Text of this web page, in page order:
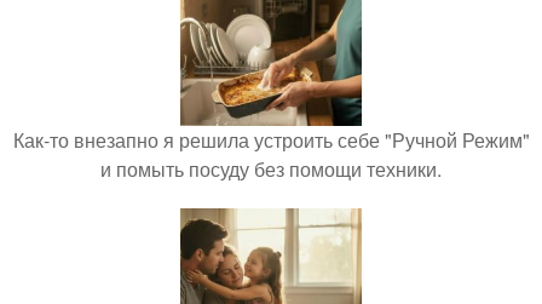
Как-то внезапно я решила устроить себе "Ручной Режим"
и помыть посуду без помощи техники.